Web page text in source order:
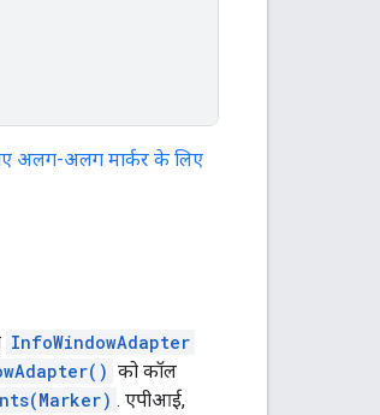
अलग-अलग मार्कर के लिए
InfoWindowAdapter
को कॉल
. एपीआई,